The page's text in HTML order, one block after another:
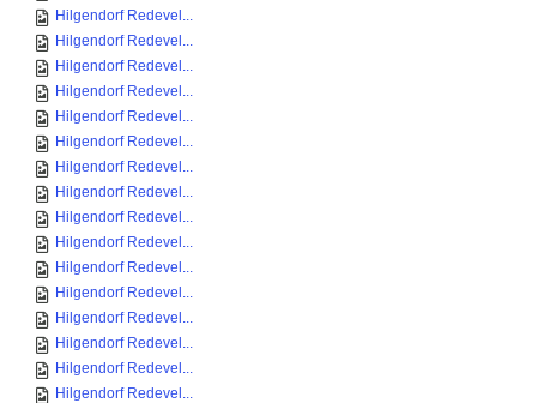
Hilgendorf Redevel...
Hilgendorf Redevel...
Hilgendorf Redevel...
Hilgendorf Redevel...
Hilgendorf Redevel...
Hilgendorf Redevel...
Hilgendorf Redevel...
Hilgendorf Redevel...
Hilgendorf Redevel...
Hilgendorf Redevel...
Hilgendorf Redevel...
Hilgendorf Redevel...
Hilgendorf Redevel...
Hilgendorf Redevel...
Hilgendorf Redevel...
Hilgendorf Redevel...